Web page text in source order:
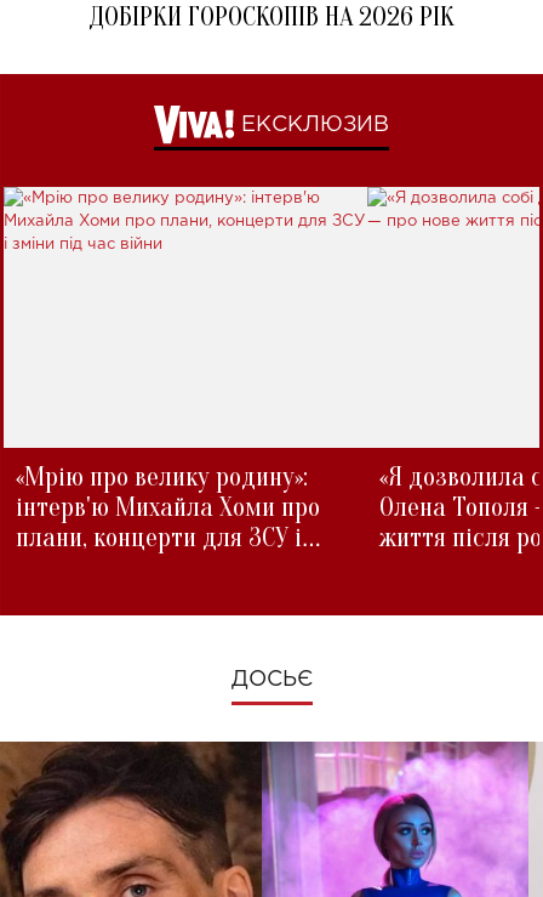
ДОБІРКИ ГОРОСКОПІВ НА 2026 РІК
ЕКСКЛЮЗИВ
«Мрію про велику родину»:
інтерв'ю Михайла Хоми про
плани, концерти для ЗСУ і
«Я дозволила
Олена Тополя
життя після
ДОСЬЄ